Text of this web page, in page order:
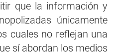
que la información y
únicamente
cuales no reflejan una
sí abordan los medios